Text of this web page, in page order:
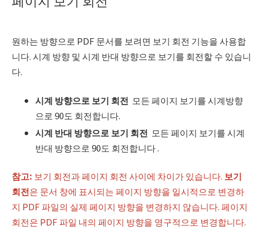
원하는 방향으로 PDF 문서를 보려면 보기 회전 기능을 사용합
니다. 시계 방향 및 시계 반대 방향으로 보기를 회전할 수 있습니
다.
시계 방향으로 보기 회전 모든 페이지 보기를 시계방향
으로 90도 회전합니다.
시계 반대 방향으로 보기 회전 모든 페이지 보기를 시계
반대 방향으로 90도 회전합니다 .
참고: 보기 회전과 페이지 회전 사이에 차이가 있습니다. 보기
회전은 문서 창에 표시되는 페이지 방향을 일시적으로 변경하
지 PDF 파일의 실제 페이지 방향을 변경하지 않습니다. 페이지
회전은 PDF 파일 내의 페이지 방향을 영구적으로 변경합니다.